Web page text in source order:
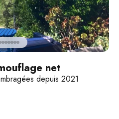
to the element 1
to the element 2
Go to the element 3
Go to the element 4
Go to the element 5
Go to the element 6
Go to the element 7
Go to the element 8
net
depuis 2021